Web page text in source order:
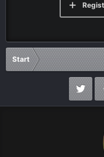
Start